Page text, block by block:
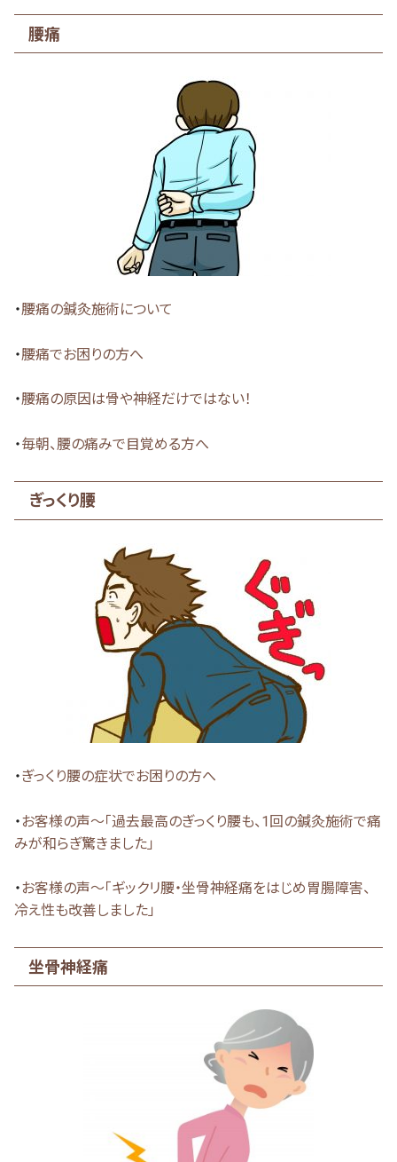
腰痛
・腰痛の鍼灸施術について
・腰痛でお困りの方へ
・腰痛の原因は骨や神経だけではない！
・毎朝、腰の痛みで目覚める方へ
ぎっくり腰
・ぎっくり腰の症状でお困りの方へ
・お客様の声～「過去最高のぎっくり腰も、1回の鍼灸施術で痛
みが和らぎ驚きました」
・お客様の声～「ギックリ腰・坐骨神経痛をはじめ胃腸障害、
冷え性も改善しました」
坐骨神経痛